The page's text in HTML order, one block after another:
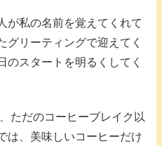
が私の名前を覚えてくれて
グリーティングで迎えてく
のスタートを明るくしてく
ただのコーヒーブレイク以
は、美味しいコーヒーだけ